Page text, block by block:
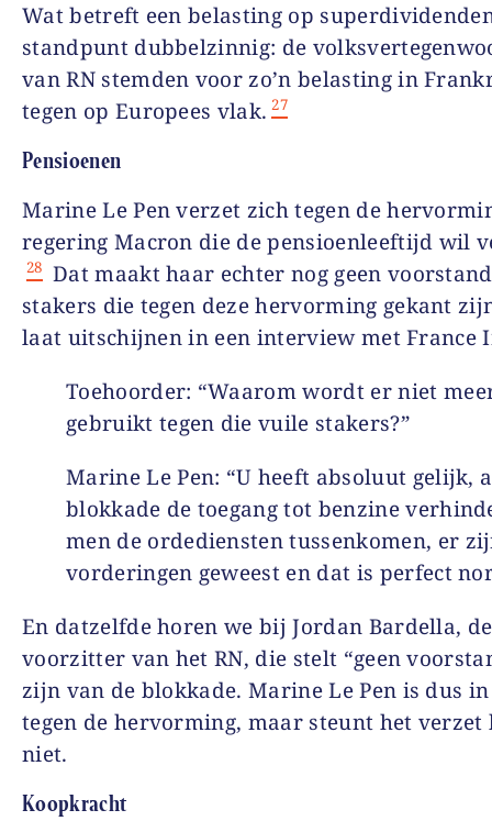
Wat betreft een belasting op
standpunt dubbelzinnig: de
van RN stemden voor zo’n belasting in
tegen op Europees vlak. 27
Pensioenen
Marine Le Pen verzet zich tegen de
regering Macron die de pensioenleeftijd wil
28 Dat maakt haar echter nog geen
stakers die tegen deze hervorming gekant
laat uitschijnen in een interview met France
Toehoorder: “Waarom wordt er niet
gebruikt tegen die vuile stakers?”
Marine Le Pen: “U heeft absoluut gelijk,
blokkade de toegang tot benzine
men de ordediensten tussenkomen, er
vorderingen geweest en dat is perfect
En datzelfde horen we bij Jordan Bardella, de
voorzitter van het RN, die stelt “geen
zijn van de blokkade. Marine Le Pen is dus
tegen de hervorming, maar steunt het verzet
niet.
Koopkracht